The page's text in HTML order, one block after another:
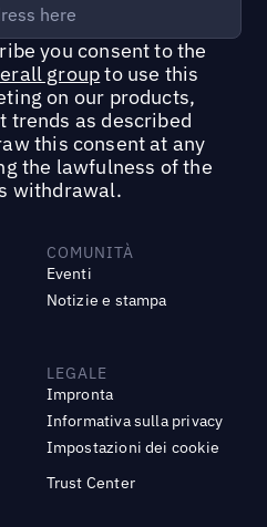
you consent to the
groupto use this
on our products,
trends as described
this consent at any
the lawfulness of the
withdrawal.
COMUNITÀ
Eventi
Notizie e stampa
LEGALE
Impronta
Informativa sulla privacy
Impostazioni dei cookie
Trust Center